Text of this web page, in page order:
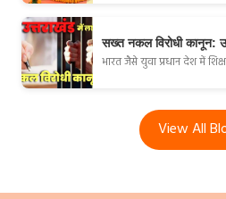
सख्त नकल विरोधी कानून:
भारत जैसे युवा प्रधान देश में
View All